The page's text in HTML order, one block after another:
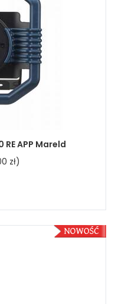
APP Mareld
zł)